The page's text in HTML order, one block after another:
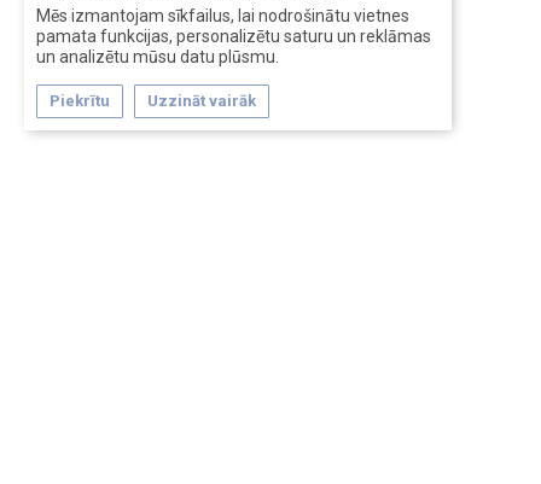
Mēs izmantojam sīkfailus, lai nodrošinātu vietnes
pamata funkcijas, personalizētu saturu un reklāmas
un analizētu mūsu datu plūsmu.
Piekrītu Uzzināt vairāk